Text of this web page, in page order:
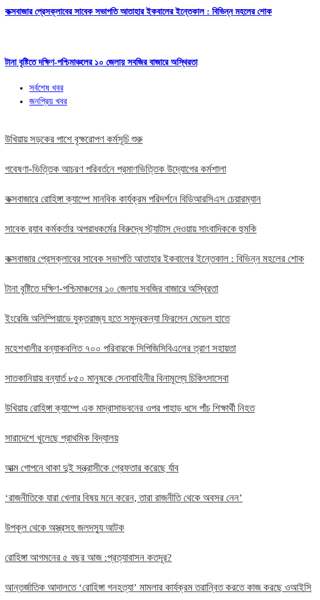
কক্সবাজার প্রেসক্লাবের সাবেক সভাপতি আতাহার ইকবালের ইন্তেকাল : বিভিন্ন মহলের শোক
টানা বৃষ্টিতে দক্ষিণ-পশ্চিমাঞ্চলের ১০ জেলায় সবজির বাজারে অস্থিরতা
সর্বশেষ খবর
জনপ্রিয় খবর
উখিয়ায় সড়কের পাশে বৃক্ষরোপণ কর্মসূচি শুরু
গবেষণা-ভিত্তিক আচরণ পরিবর্তনে প্রমাণভিত্তিক উদ্যোগের কর্মশালা
কক্সবাজারে রোহিঙ্গা ক্যাম্পে মানবিক কার্যক্রম পরিদর্শনে বিডিআরসিএস চেয়ারম্যান
সাবেক র‍্যাব কর্মকর্তার অপরাধকর্মের বিরুদ্ধে স্ট্যাটাস দেওয়ায় সাংবাদিককে হুমকি
কক্সবাজার প্রেসক্লাবের সাবেক সভাপতি আতাহার ইকবালের ইন্তেকাল : বিভিন্ন মহলের শোক
টানা বৃষ্টিতে দক্ষিণ-পশ্চিমাঞ্চলের ১০ জেলায় সবজির বাজারে অস্থিরতা
ইংরেজি অলিম্পিয়াডে যুক্তরাজ্য হতে সমুদ্রকন্যা ফিরলেন মেডেল হাতে
মহেশখালীর বন্যাকবলিত ৭০০ পরিবারকে সিপিজিসিবিএলের ত্রাণ সহায়তা
সাতকানিয়ায় বন্যার্ত ৮৫০ মানুষকে সেনাবাহিনীর বিনামূল্যে চিকিৎসাসেবা
উখিয়ায় রোহিঙ্গা ক্যাম্পে এক মাদ্রাসাভবনের ওপর পাহাড় ধসে পাঁচ শিক্ষার্থী নিহত
সারাদেশে খুলেছে প্রাথমিক বিদ্যালয়
আত্ম গোপনে থাকা দুই সন্ত্রাসীকে গ্রেফতার করেছে র্যাব
‘রাজনীতিকে যারা খেলার বিষয় মনে করেন, তারা রাজনীতি থেকে অবসর নেন’
উপকূল থেকে অস্ত্রসহ জলদস্যু আটক
রোহিঙ্গা আগমনের ৫ বছর আজ :প্রত্যাবাসন কতদূর?
আন্তর্জাতিক আদালতে ‘রোহিঙ্গা গনহত্যা’ মামলার কার্যক্রম তরান্বিত করতে কাজ করছে ওআইসি